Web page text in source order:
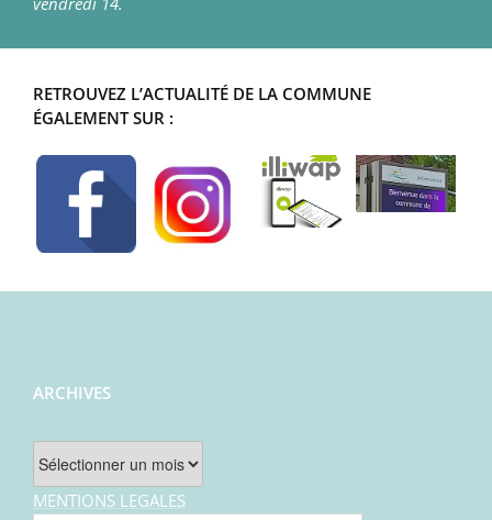
RETROUVEZ L’ACTUALITÉ DE LA COMMUNE
ÉGALEMENT SUR :
ARCHIVES
Archives
MENTIONS LEGALES